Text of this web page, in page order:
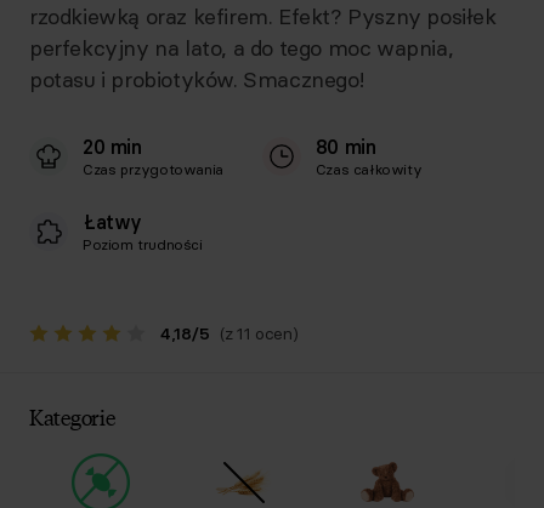
rzodkiewką oraz kefirem. Efekt? Pyszny posiłek
perfekcyjny na lato, a do tego moc wapnia,
potasu i probiotyków. Smacznego!
20 min
Czas przygotowania
80 min
Czas całkowity
Łatwy
Poziom trudności
4,18/5 (z 11 ocen)
Kategorie